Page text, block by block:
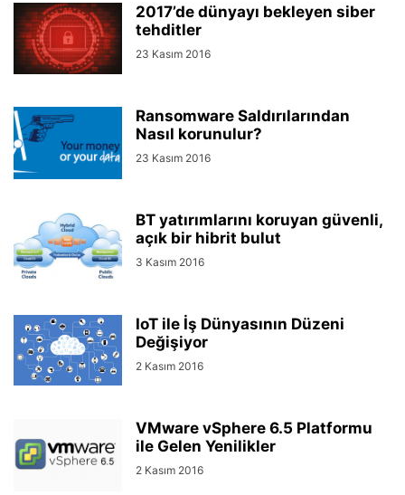
2017’de dünyayı bekleyen siber
tehditler
23 Kasım 2016
Ransomware Saldırılarından
Nasıl korunulur?
23 Kasım 2016
BT yatırımlarını koruyan güvenli,
açık bir hibrit bulut
3 Kasım 2016
IoT ile İş Dünyasının Düzeni
Değişiyor
2 Kasım 2016
VMware vSphere 6.5 Platformu
ile Gelen Yenilikler
2 Kasım 2016